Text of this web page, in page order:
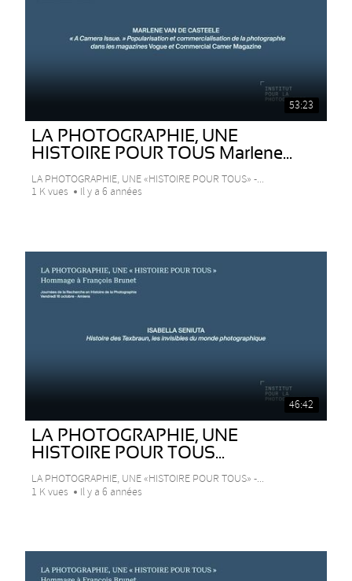
53:23
LA PHOTOGRAPHIE, UNE
HISTOIRE POUR TOUS Marlene...
LA PHOTOGRAPHIE, UNE «HISTOIRE POUR TOUS» -...
1 K vues
Il y a 6 années
46:42
LA PHOTOGRAPHIE, UNE
HISTOIRE POUR TOUS...
LA PHOTOGRAPHIE, UNE «HISTOIRE POUR TOUS» -...
1 K vues
Il y a 6 années